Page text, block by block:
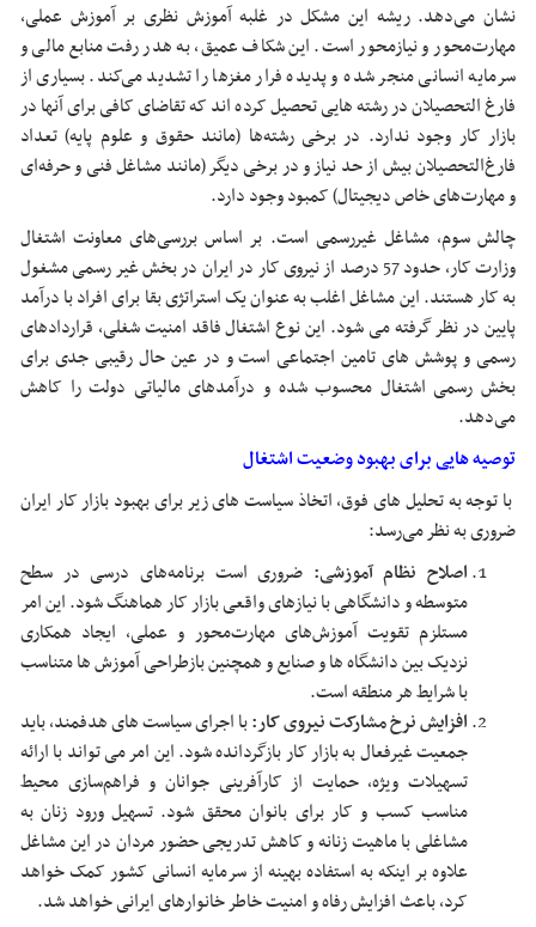
نشان می‌دهد. ریشه این مشکل در غلبه آموزش نظری بر آموزش عملی،
مهارت‌محور و نیازمحور است. این شکاف عمیق، به هدر رفت منابع مالی و
سرمایه انسانی منجر شده و پدیده فرار مغزها را تشدید می‌کند. بسیاری از
فارغ التحصیلان در رشته هایی تحصیل کرده اند که تقاضای کافی برای آنها در
بازار کار وجود ندارد. در برخی رشته‌ها (مانند حقوق و علوم پایه) تعداد
فارغ‌التحصیلان بیش از حد نیاز و در برخی دیگر (مانند مشاغل فنی و حرفه‌ای
و مهارت‌های خاص دیجیتال) کمبود وجود دارد.
چالش سوم، مشاغل غیررسمی است. بر اساس بررسی‌های معاونت اشتغال
وزارت کار، حدود 57 درصد از نیروی کار در ایران در بخش غیر رسمی مشغول
به کار هستند. این مشاغل اغلب به عنوان یک استراتژی بقا برای افراد با درآمد
پایین در نظر گرفته می شود. این نوع اشتغال فاقد امنیت شغلی، قراردادهای
رسمی و پوشش های تامین اجتماعی است و در عین حال رقیبی جدی برای
بخش رسمی اشتغال محسوب شده و درآمدهای مالیاتی دولت را کاهش
می‌دهد.
توصیه هایی برای بهبود وضعیت اشتغال
با توجه به تحلیل های فوق، اتخاذ سیاست های زیر برای بهبود بازار کار ایران
ضروری به نظر می‌رسد:
اصلاح نظام آموزشی: ضروری است برنامه‌های درسی در سطح
متوسطه و دانشگاهی با نیازهای واقعی بازار کار هماهنگ شود. این امر
مستلزم تقویت آموزش‌های مهارت‌محور و عملی، ایجاد همکاری
نزدیک بین دانشگاه ها و صنایع و همچنین بازطراحی آموزش ها متناسب
با شرایط هر منطقه است.
افزایش نرخ مشارکت نیروی کار:با اجرای سیاست های هدفمند، باید
جمعیت غیرفعال به بازار کار بازگردانده شود. این امر می تواند با ارائه
تسهیلات ویژه، حمایت از کارآفرینی جوانان و فراهم‌سازی محیط
مناسب کسب و کار برای بانوان محقق شود. تسهیل ورود زنان به
مشاغلی با ماهیت زنانه و کاهش تدریجی حضور مردان در این مشاغل
علاوه بر اینکه به استفاده بهینه از سرمایه انسانی کشور کمک خواهد
کرد، باعث افزایش رفاه و امنیت خاطر خانوارهای ایرانی خواهد شد.